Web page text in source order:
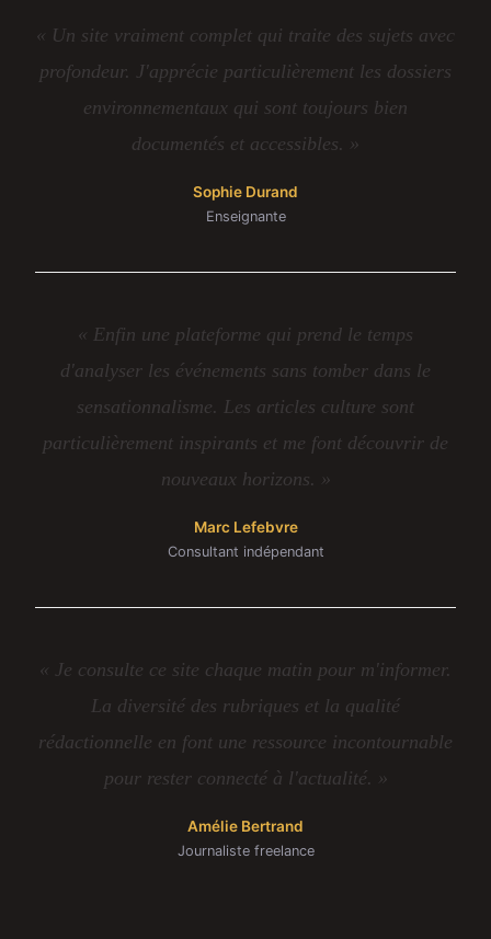
« Un site vraiment complet qui traite des sujets avec
profondeur. J'apprécie particulièrement les dossiers
environnementaux qui sont toujours bien
documentés et accessibles. »
Sophie Durand
Enseignante
« Enfin une plateforme qui prend le temps
d'analyser les événements sans tomber dans le
sensationnalisme. Les articles culture sont
particulièrement inspirants et me font découvrir de
nouveaux horizons. »
Marc Lefebvre
Consultant indépendant
« Je consulte ce site chaque matin pour m'informer.
La diversité des rubriques et la qualité
rédactionnelle en font une ressource incontournable
pour rester connecté à l'actualité. »
Amélie Bertrand
Journaliste freelance